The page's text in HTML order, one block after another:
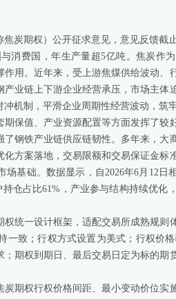
炭期权）公开征求意见，意见反馈截止
消费国，年生产量超5亿吨。焦炭作
用。近年来，受上游焦煤供给波动、
业链上下游企业经营承压，市场主体
机制，平滑企业周期性经营波动，筑
保值、产业资源配置等方面发挥了较
钢铁产业链供应链韧性。多年来，大
方案落地，交易限额和交易保证金标
基础。数据显示，自2026年6月12日
仓占比61%，产业参与结构持续优化
统一设计框架，适配交易所成熟规则
致；行权方式设置为美式；行权价
期权到期日、最后交易日定为标的期
期权行权价格间距、最小变动价位实